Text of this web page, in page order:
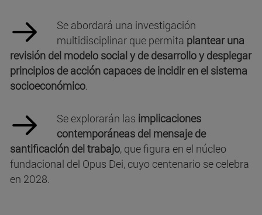
Se abordará una investigación
multidisciplinar que permita plantear una
revisión del modelo social y de desarrollo y desplegar
principios de acción capaces de incidir en el sistema
socioeconómico.
Se explorarán las implicaciones
contemporáneas del mensaje de
santificación del trabajo, que figura en el núcleo
fundacional del Opus Dei, cuyo centenario se celebra
en 2028.